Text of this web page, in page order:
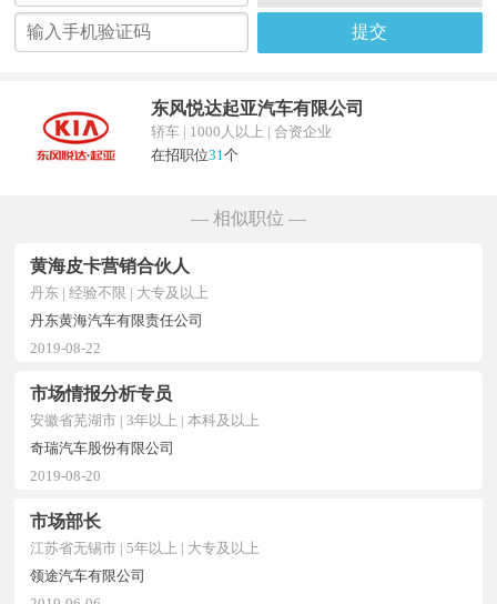
提交
东风悦达起亚汽车有限公司
轿车 | 1000人以上 | 合资企业
在招职位31个
— 相似职位 —
黄海皮卡营销合伙人
丹东 | 经验不限 | 大专及以上
丹东黄海汽车有限责任公司
2019-08-22
市场情报分析专员
安徽省芜湖市 | 3年以上 | 本科及以上
奇瑞汽车股份有限公司
2019-08-20
市场部长
江苏省无锡市 | 5年以上 | 大专及以上
领途汽车有限公司